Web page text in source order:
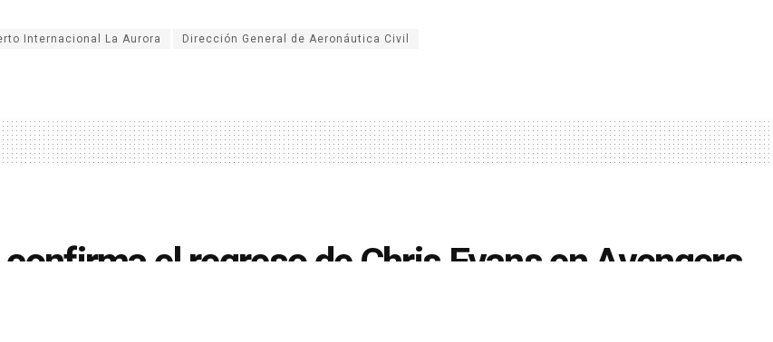
Internacional La Aurora Dirección General de Aeronáutica Civil
el regreso de Chris Evans en Avengers